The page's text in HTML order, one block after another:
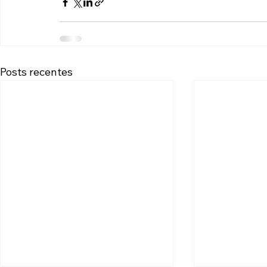
Posts recentes